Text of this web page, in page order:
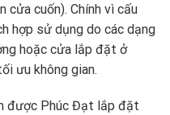
cửa cuốn). Chính vì cấu
hợp sử dụng do các dạng
hoặc cửa lắp đặt ở
ưu không gian.